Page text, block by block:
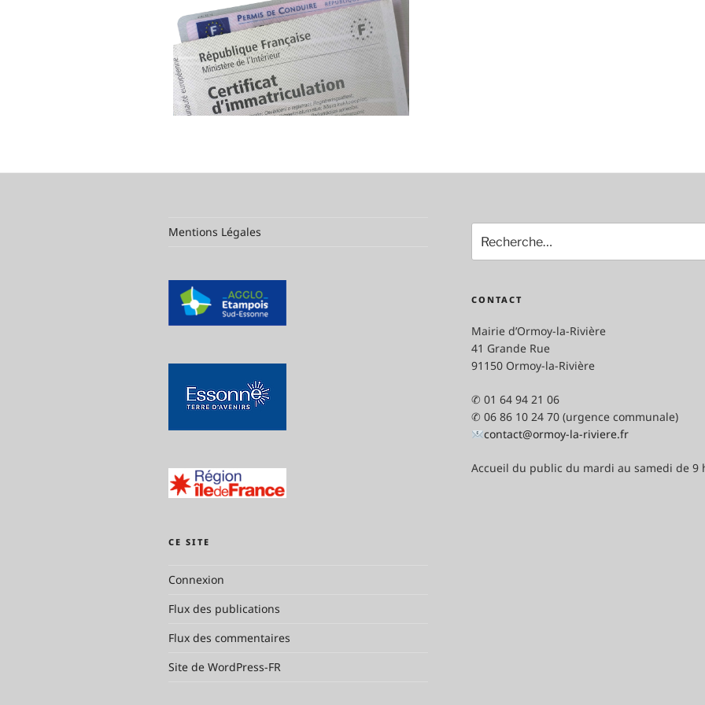
Mentions Légales
CE SITE
Connexion
Flux des publications
Flux des commentaires
Site de WordPress-FR
pour
:
CONTACT
Mairie d’Ormoy-la-Rivière
41 Grande Rue
91150 Ormoy-la-Rivière
✆ 01 64 94 21 06
✆ 06 86 10 24 70 (urgence communale)
contact@ormoy-la-riviere.fr
Accueil du public du mardi au samedi de 9